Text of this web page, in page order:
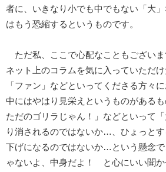
者に、いきなり小でも中でもない「大
はもう恐縮するというものです。
ただ私、ここで心配なこともござい
ネット上のコラムを気に入っていただ
「ファン」などといってくださる方々
中にはやはり見栄えというものがある
ただのゴリラじゃん！」などといって
り消されるのではないか…、ひょっと
下げになるのではないか…という懸念
ゃないよ、中身だよ！ と心にいい聞